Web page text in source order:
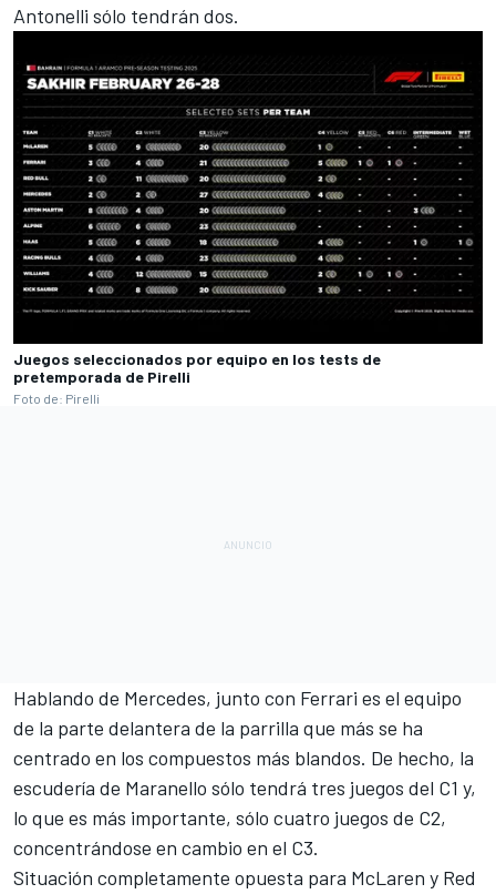
Antonelli sólo tendrán dos.
Juegos seleccionados por equipo en los tests de
pretemporada de Pirelli
Foto de: Pirelli
Hablando de Mercedes, junto con Ferrari es el equipo
de la parte delantera de la parrilla que más se ha
centrado en los compuestos más blandos. De hecho, la
escudería de Maranello sólo tendrá tres juegos del C1 y,
lo que es más importante, sólo cuatro juegos de C2,
concentrándose en cambio en el C3.
Situación completamente opuesta para McLaren y Red